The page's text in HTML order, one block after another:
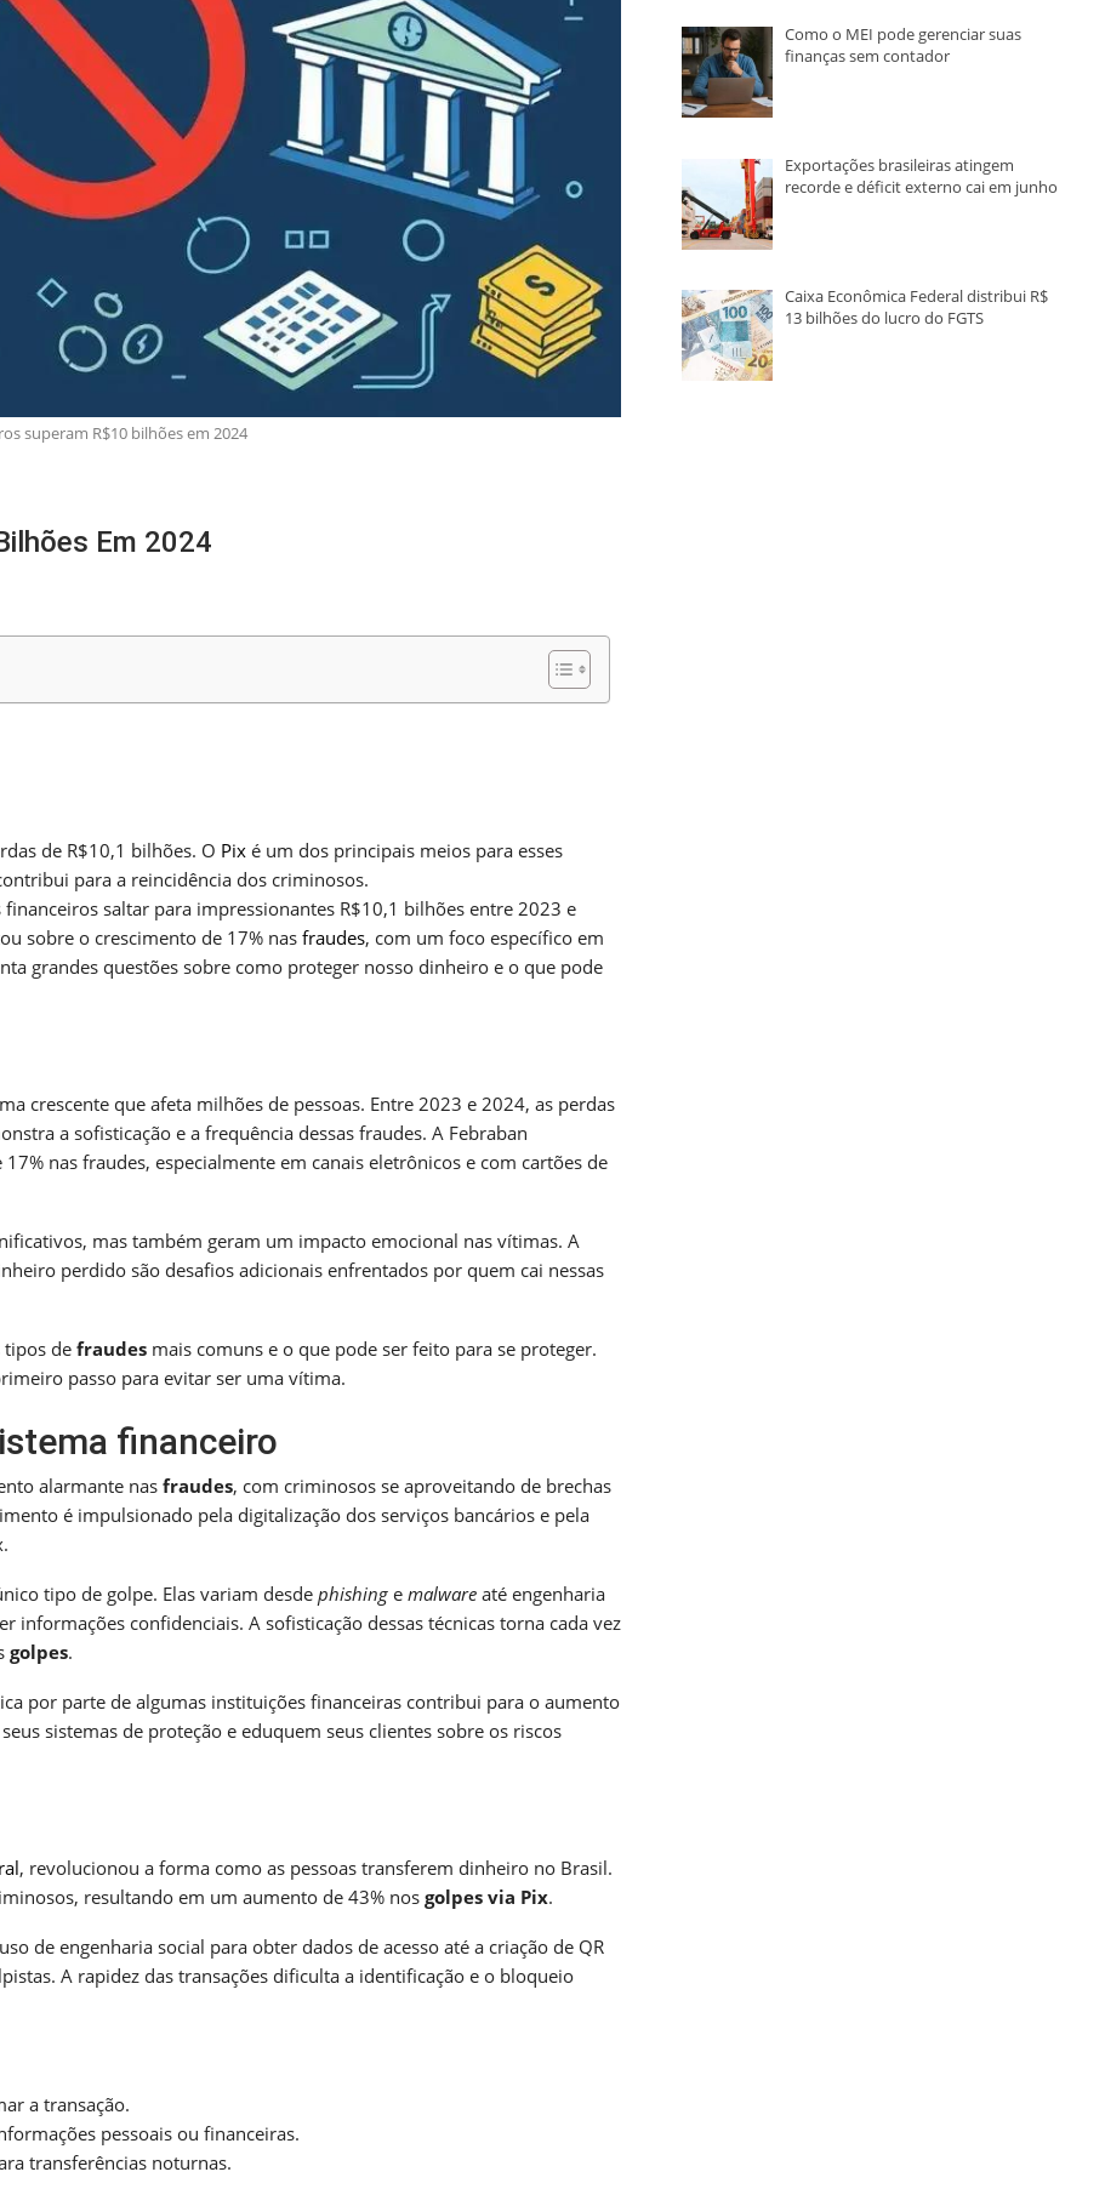
superam R$10 bilhões em 2024
Em 2024
de R$10,1 bilhões. O Pix é um dos principais meios para esses
para a reincidência dos criminosos.
saltar para impressionantes R$10,1 bilhões entre 2023 e
sobre o crescimento de 17% nas fraudes, com um foco específico em
grandes questões sobre como proteger nosso dinheiro e o que pode
crescente que afeta milhões de pessoas. Entre 2023 e 2024, as perdas
a sofisticação e a frequência dessas fraudes. A Febraban
nas fraudes, especialmente em canais eletrônicos e com cartões de
mas também geram um impacto emocional nas vítimas. A
perdido são desafios adicionais enfrentados por quem cai nessas
tipos de fraudes mais comuns e o que pode ser feito para se proteger.
passo para evitar ser uma vítima.
financeiro
alarmante nas fraudes, com criminosos se aproveitando de brechas
é impulsionado pela digitalização dos serviços bancários e pela
tipo de golpe. Elas variam desde phishing e malware até engenharia
confidenciais. A sofisticação dessas técnicas torna cada vez
golpes.
por parte de algumas instituições financeiras contribui para o aumento
sistemas de proteção e eduquem seus clientes sobre os riscos
, revolucionou a forma como as pessoas transferem dinheiro no Brasil.
resultando em um aumento de 43% nos golpes via Pix.
de engenharia social para obter dados de acesso até a criação de QR
A rapidez das transações dificulta a identificação e o bloqueio
a transação.
pessoais ou financeiras.
transferências noturnas.
Como o MEI pode gerenciar suas
finanças sem contador
Exportações brasileiras atingem
recorde e déficit externo cai em junho
Caixa Econômica Federal distribui R$
13 bilhões do lucro do FGTS